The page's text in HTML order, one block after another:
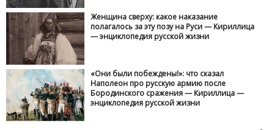
Женщина сверху: какое наказание
полагалось за эту позу на Руси — Кириллица
— энциклопедия русской жизни
«Они были побеждены!»: что сказал
Наполеон про русскую армию после
Бородинского сражения — Кириллица —
энциклопедия русской жизни